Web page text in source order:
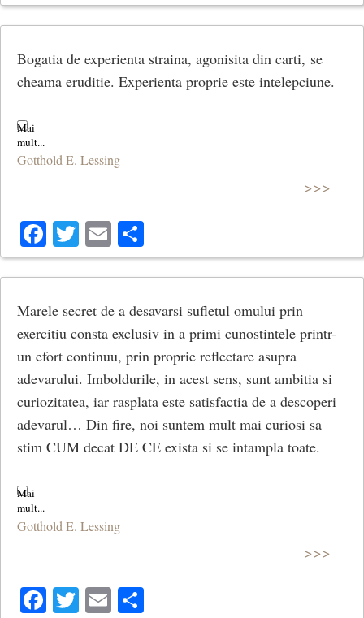
Bogatia de experienta straina, agonisita din carti, se
cheama eruditie. Experienta proprie este intelepciune.
Gotthold E. Lessing
>>>
Facebook
Twitter
Email
Marele secret de a desavarsi sufletul omului prin
exercitiu consta exclusiv in a primi cunostintele printr-
un efort continuu, prin proprie reflectare asupra
adevarului. Imboldurile, in acest sens, sunt ambitia si
curiozitatea, iar rasplata este satisfactia de a descoperi
adevarul… Din fire, noi suntem mult mai curiosi sa
stim CUM decat DE CE exista si se intampla toate.
Gotthold E. Lessing
>>>
Facebook
Twitter
Email